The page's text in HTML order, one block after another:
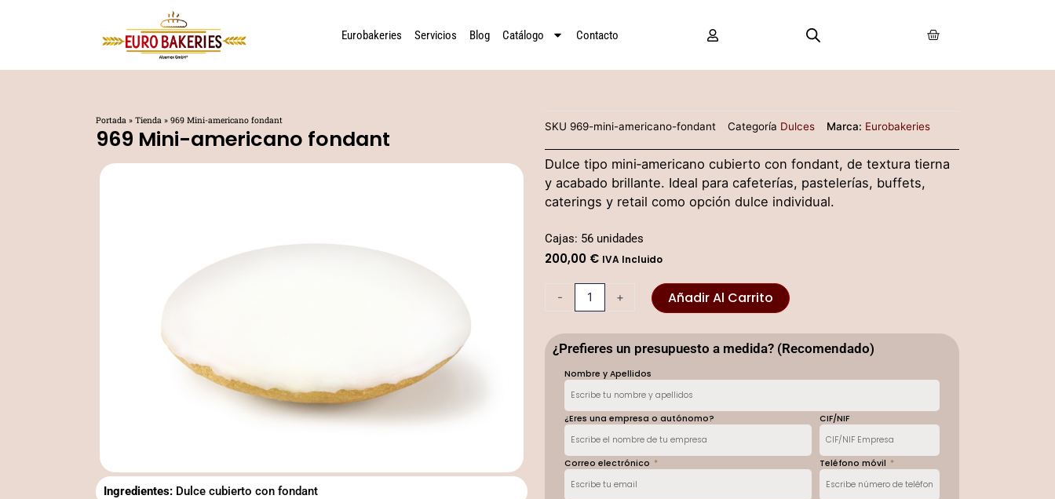
Eurobakeries Servicios Blog Catálogo Contacto Carrito
Portada » Tienda » 969 Mini-americano fondant
969 Mini-americano fondant
Ingredientes: Dulce cubierto con fondant
SKU 969-mini-americano-fondant Categoría Dulces Marca: Eurobakeries
Dulce tipo mini‐americano cubierto con fondant, de textura tierna
y acabado brillante. Ideal para cafeterías, pastelerías, buffets,
caterings y retail como opción dulce individual.
Cajas: 56 unidades
200,00 € IVA Incluido
-
fondant
+ Añadir Al Carrito
¿Prefieres un presupuesto a medida? (Recomendado)
Nombre y Apellidos
¿Eres una empresa o autónomo? CIF/NIF
Correo electrónico Teléfono móvil